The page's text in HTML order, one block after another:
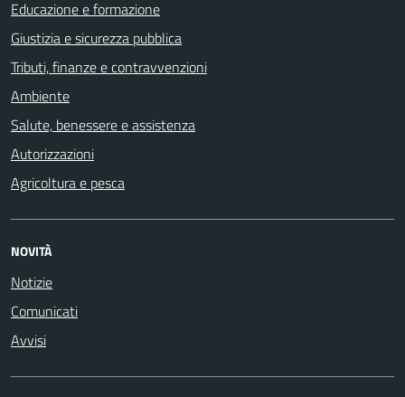
Educazione e formazione
Giustizia e sicurezza pubblica
Tributi, finanze e contravvenzioni
Ambiente
Salute, benessere e assistenza
Autorizzazioni
Agricoltura e pesca
NOVITÀ
Notizie
Comunicati
Avvisi